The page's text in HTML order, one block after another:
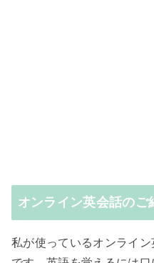
オンライン英会話のご
私が使っているオンライ